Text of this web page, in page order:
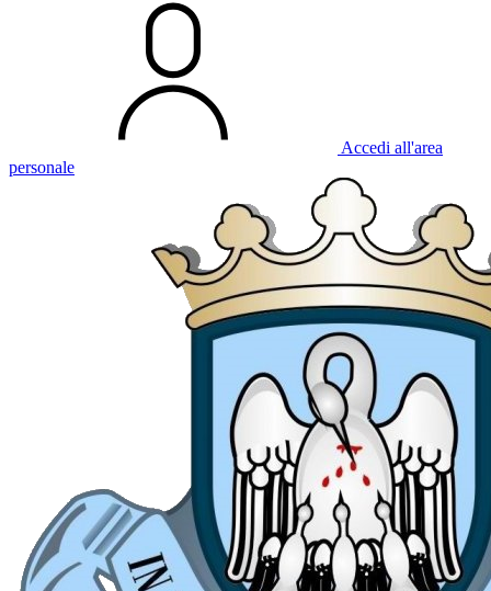
Accedi all'area
personale